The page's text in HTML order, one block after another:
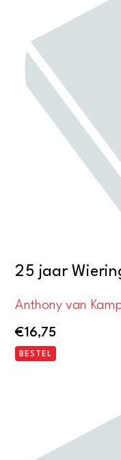
25 jaar
Anthony van
€16,75
BESTEL